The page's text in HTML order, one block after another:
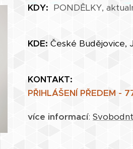
KDY: PONDĚLKY,
KDE: České Budějovice,
KONTAKT:
PŘIHLÁŠENÍ PŘEDEM -
více informací: